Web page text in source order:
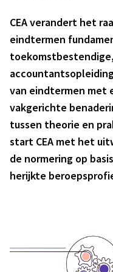
CEA verandert het
eindtermen
van eindtermen met
vakgerichte
tussen theorie en
start CEA met het
de normering op
herijkte